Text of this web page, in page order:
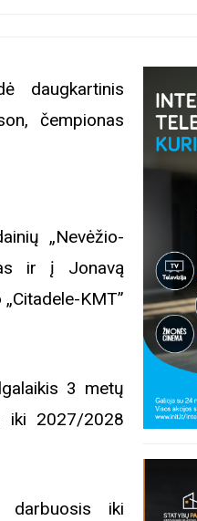
daugkartinis
čempionas
„Nevėžio-
ir į Jonavą
KMT”
3 metų
iki 2027/2028
darbuosis iki